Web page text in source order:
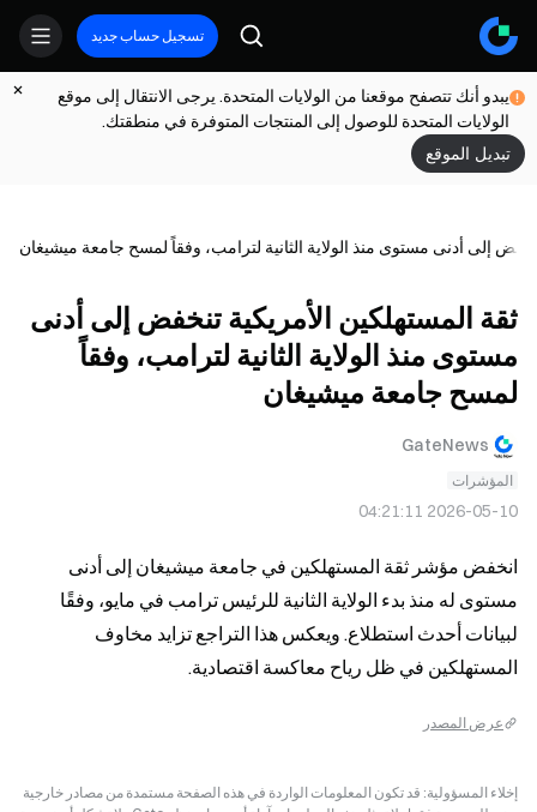
تسجيل حساب جديد
يبدو أنك تتصفح موقعنا من الولايات المتحدة. يرجى الانتقال إلى موقع
الولايات المتحدة للوصول إلى المنتجات المتوفرة في منطقتك.
تبديل الموقع
إلى أدنى مستوى منذ الولاية الثانية لترامب، وفقاً لمسح جامعة ميشيغان
ثقة المستهلكين الأمريكية تنخفض إلى أدنى
مستوى منذ الولاية الثانية لترامب، وفقاً
لمسح جامعة ميشيغان
GateNews
المؤشرات
2026-05-10 04:21:11
المستهلكين في ظل رياح معاكسة اقتصادية.
عرض المصدر
إخلاء المسؤولية: قد تكون المعلومات الواردة في هذه الصفحة مستمدة من مصادر خارجية